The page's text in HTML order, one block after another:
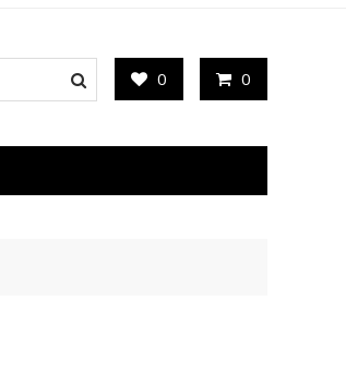
0 0